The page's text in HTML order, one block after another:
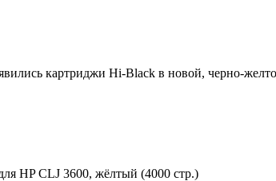
картриджи Hi-Black в новой, черно-
HP CLJ 3600, жёлтый (4000 стр.)